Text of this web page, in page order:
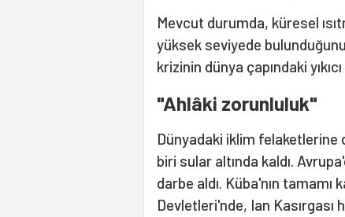
Mevcut durumda, küresel
yüksek seviyede
krizinin dünya çapındaki
"Ahlâki zorunluluk"
Dünyadaki iklim felaketlerine
biri sular altında kaldı.
darbe aldı. Küba'nın
Devletleri'nde, Ian